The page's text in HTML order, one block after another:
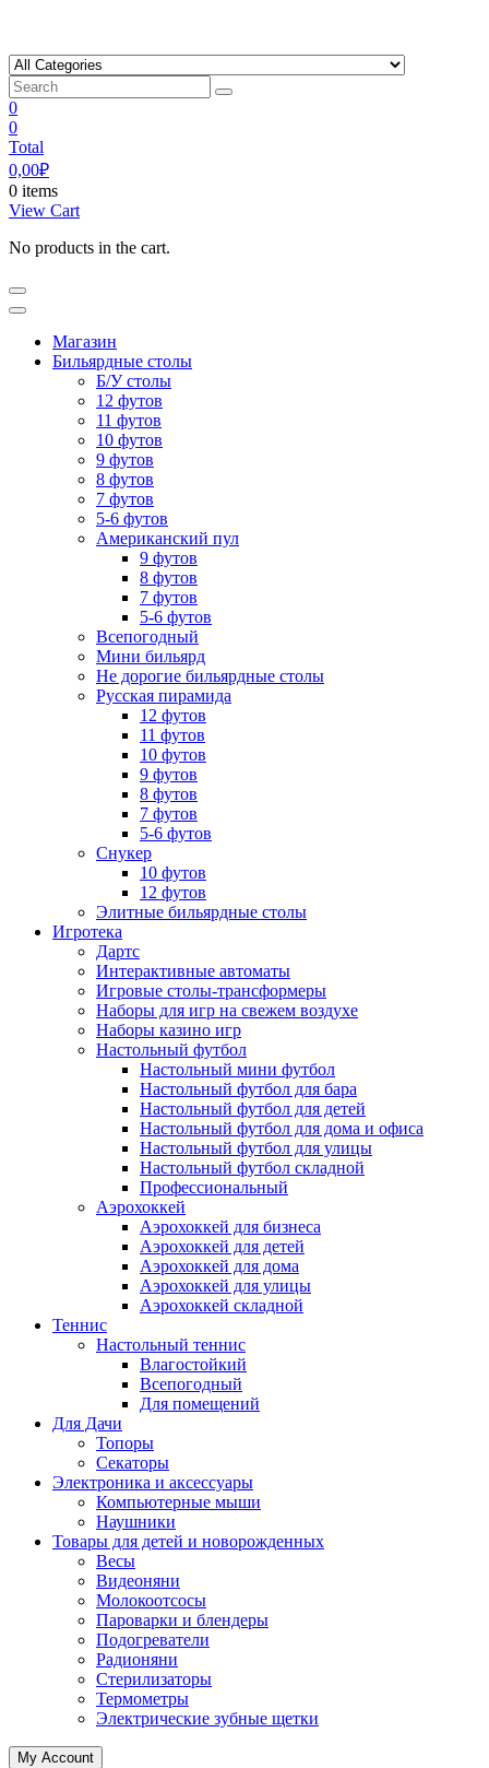
content
0
0
Total
0,00₽
0 items
View Cart
No products in the cart.
Магазин
Бильярдные столы
Б/У столы
12 футов
11 футов
10 футов
9 футов
8 футов
7 футов
5-6 футов
Американский пул
9 футов
8 футов
7 футов
5-6 футов
Всепогодный
Мини бильярд
Не дорогие бильярдные столы
Русская пирамида
12 футов
11 футов
10 футов
9 футов
8 футов
7 футов
5-6 футов
Снукер
10 футов
12 футов
Элитные бильярдные столы
Игротека
Дартс
Интерактивные автоматы
Игровые столы-трансформеры
Наборы для игр на свежем воздухе
Наборы казино игр
Настольный футбол
Настольный мини футбол
Настольный футбол для бара
Настольный футбол для детей
Настольный футбол для дома и офиса
Настольный футбол для улицы
Настольный футбол складной
Профессиональный
Аэрохоккей
Аэрохоккей для бизнеса
Аэрохоккей для детей
Аэрохоккей для дома
Аэрохоккей для улицы
Аэрохоккей складной
Теннис
Настольный теннис
Влагостойкий
Всепогодный
Для помещений
Для Дачи
Топоры
Секаторы
Электроника и аксессуары
Компьютерные мыши
Наушники
Товары для детей и новорожденных
Весы
Видеоняни
Молокоотсосы
Пароварки и блендеры
Подогреватели
Радионяни
Стерилизаторы
Термометры
Электрические зубные щетки
My Account